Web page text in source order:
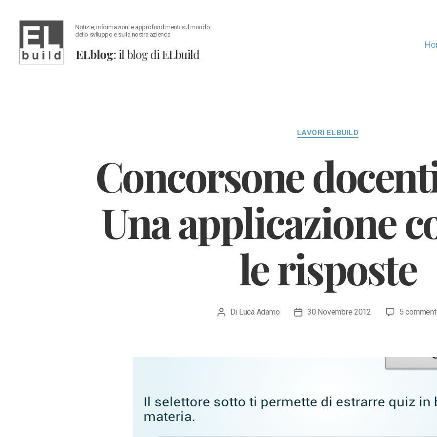
Notizie, informazioni e approfondimenti sul mondo
dello sviluppo e sulla nostra azienda
ELblog: il blog di ELbuild
Categorie
LAVORI ELBUILD
Concorsone
Una applicazione
le risposte
Autore
Di Luca Adamo
Data30 Novembre 2012 5